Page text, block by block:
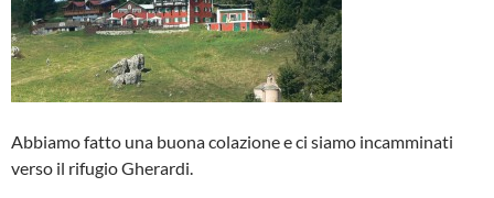
Abbiamo fatto una buona colazione e ci siamo incamminati
verso il rifugio Gherardi.